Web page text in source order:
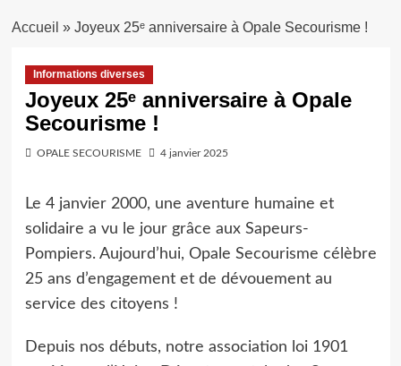
Accueil » Joyeux 25ᵉ anniversaire à Opale Secourisme !
Informations diverses
Joyeux 25ᵉ anniversaire à Opale
Secourisme !
OPALE SECOURISME 4 janvier 2025
Le 4 janvier 2000, une aventure humaine et
solidaire a vu le jour grâce aux Sapeurs-
Pompiers. Aujourd’hui, Opale Secourisme célèbre
25 ans d’engagement et de dévouement au
service des citoyens !
Depuis nos débuts, notre association loi 1901